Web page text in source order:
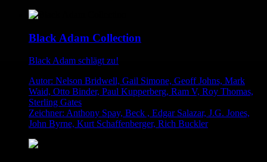
Black Adam Collection
Black Adam schlägt zu!
Autor: Nelson Bridwell, Gail Simone, Geoff Johns, Mark
Waid, Otto Binder, Paul Kupperberg, Ram V, Roy Thomas,
Sterling Gates
Zeichner: Anthony Spay, Beck , Edgar Salazar, J.G. Jones,
John Byrne, Kurt Schaffenberger, Rich Buckler